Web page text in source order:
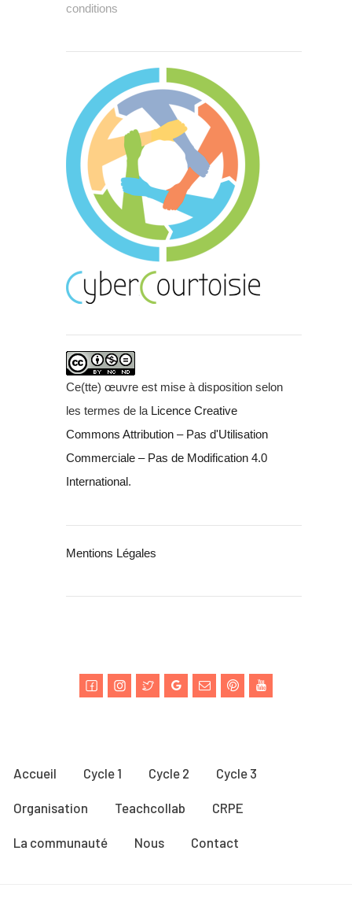
conditions
Ce(tte) œuvre est mise à disposition selon
les termes de la Licence Creative
Commons Attribution – Pas d'Utilisation
Commerciale – Pas de Modification 4.0
International.
Mentions Légales
Accueil Cycle 1 Cycle 2 Cycle 3
Organisation Teachcollab CRPE
La communauté Nous Contact